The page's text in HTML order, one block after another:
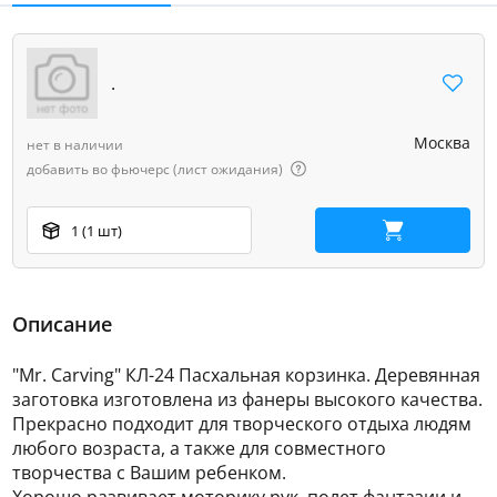
.
Москва
нет в наличии
добавить во фьючерс (лист ожидания)
1 (1 шт) В корзину
Описание
"Mr. Carving" КЛ-24 Пасхальная корзинка. Деревянная
заготовка изготовлена из фанеры высокого качества.
Прекрасно подходит для творческого отдыха людям
любого возраста, а также для совместного
творчества с Вашим ребенком.